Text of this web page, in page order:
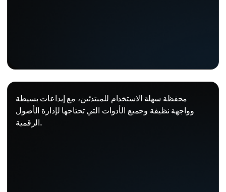
محفظة سهلة الاستخدام للمبتدئين، مع إيداعات بسيطة
وواجهة نظيفة وجميع الأدوات التي تحتاجها لإدارة الأصول
الرقمية.